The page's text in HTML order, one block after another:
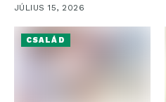
JÚLIUS 15, 2026
CSALÁD